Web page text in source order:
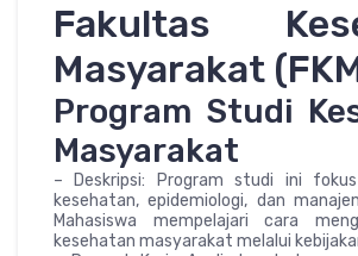
Fakultas
Masyarakat
Program Studi
Masyarakat
– Deskripsi: Program studi ini
kesehatan, epidemiologi, dan
Mahasiswa mempelajari cara
kesehatan masyarakat melalui